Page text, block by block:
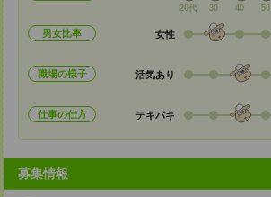
20代 30 40 50
男女比率 女性
職場の様子 活気あり
仕事の仕方 テキパキ
募集情報